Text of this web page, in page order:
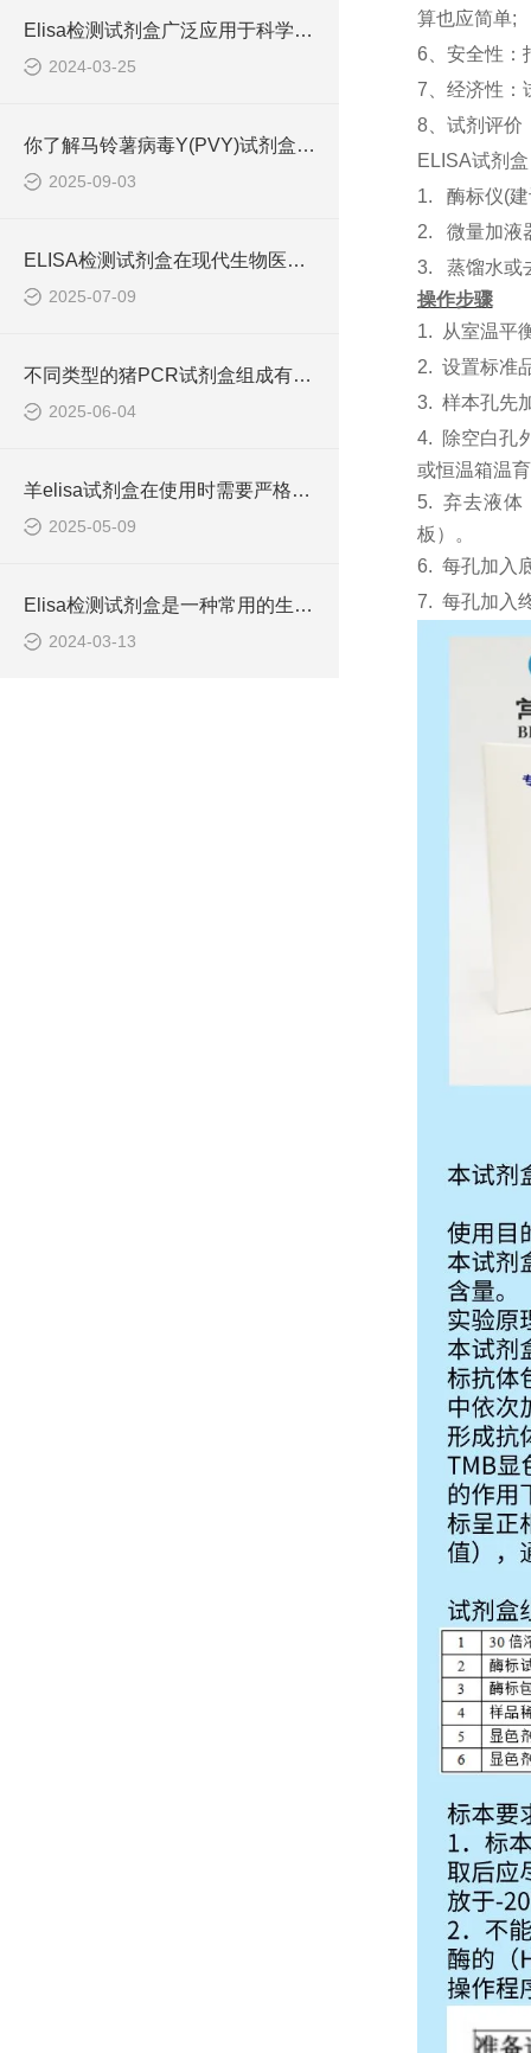
Elisa检测试剂盒广泛应用于科学研究和临床诊断中
2024-03-25
你了解马铃薯病毒Y(PVY)试剂盒吗？
2025-09-03
ELISA检测试剂盒在现代生物医学研究中的作用
2025-07-09
不同类型的猪PCR试剂盒组成有所差异
2025-06-04
羊elisa试剂盒在使用时需要严格遵守流程
2025-05-09
Elisa检测试剂盒是一种常用的生物化学分析技术
2024-03-13
算也应简单;
6、安全性：
7、经济性：
8、试剂评价
ELISA试剂
1. 酶标仪(建
2. 微量加液
3. 蒸馏水或
操作步骤
1.
从室温平
2. 设置标准
3. 样本孔先
4.
除空白孔
或恒温箱温
5.
弃去液体
板）。
6. 每孔加入
7. 每孔加入